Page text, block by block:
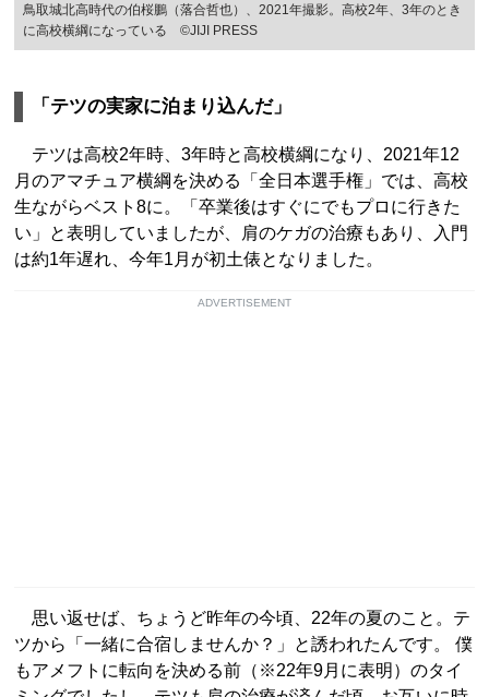
鳥取城北高時代の伯桜鵬（落合哲也）、2021年撮影。高校2年、3年のとき
に高校横綱になっている ©JIJI PRESS
「テツの実家に泊まり込んだ」
テツは高校2年時、3年時と高校横綱になり、2021年12
月のアマチュア横綱を決める「全日本選手権」では、高校
生ながらベスト8に。「卒業後はすぐにでもプロに行きた
い」と表明していましたが、肩のケガの治療もあり、入門
は約1年遅れ、今年1月が初土俵となりました。
ADVERTISEMENT
思い返せば、ちょうど昨年の今頃、22年の夏のこと。テ
ツから「一緒に合宿しませんか？」と誘われたんです。 僕
もアメフトに転向を決める前（※22年9月に表明）のタイ